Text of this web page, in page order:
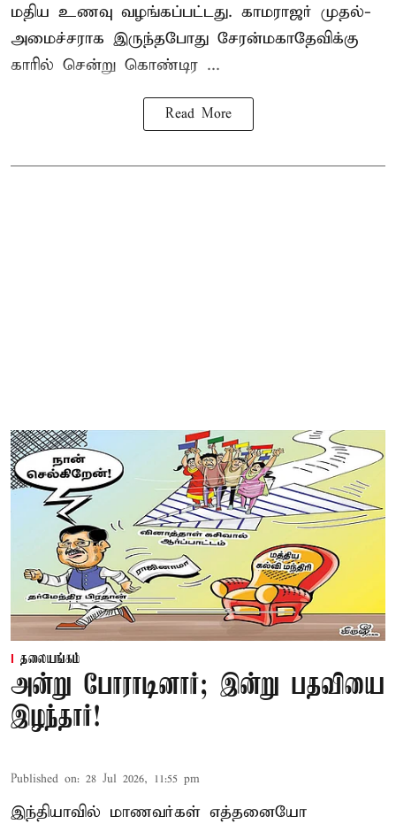
மதிய உணவு வழங்கப்பட்டது. காமராஜர் முதல்-
அமைச்சராக இருந்தபோது சேரன்மகாதேவிக்கு
காரில் சென்று கொண்டிர ...
Read More
தலையங்கம்
அன்று போராடினார்; இன்று பதவியை
இழந்தார்!
Published on: 28 Jul 2026, 11:55 pm
இந்தியாவில் மாணவர்கள் எத்தனையோ